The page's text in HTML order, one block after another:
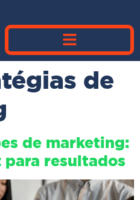
de
de marketing:
para resultados